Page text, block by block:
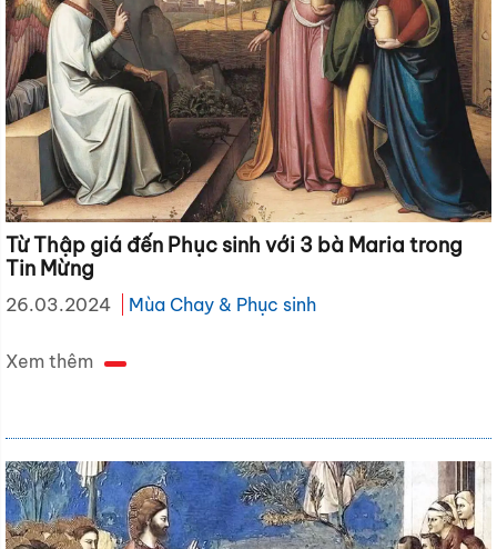
Từ Thập giá đến Phục sinh với 3 bà Maria trong
Tin Mừng
26.03.2024 Mùa Chay & Phục sinh
Xem thêm